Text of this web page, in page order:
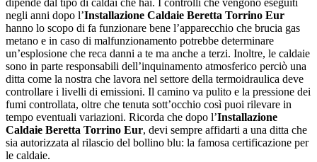
negli anni dopo l’Installazione Caldaie Beretta Torrino Eur
hanno lo scopo di fa funzionare bene l’apparecchio che brucia gas
metano e in caso di malfunzionamento potrebbe determinare
un’esplosione che reca danni a te ma anche a terzi. Inoltre, le caldaie
sono in parte responsabili dell’inquinamento atmosferico perciò una
ditta come la nostra che lavora nel settore della termoidraulica deve
controllare i livelli di emissioni. Il camino va pulito e la pressione dei
fumi controllata, oltre che tenuta sott’occhio così puoi rilevare in
tempo eventuali variazioni. Ricorda che dopo l’Installazione
Caldaie Beretta Torrino Eur, devi sempre affidarti a una ditta che
sia autorizzata al rilascio del bollino blu: la famosa certificazione per
le caldaie.